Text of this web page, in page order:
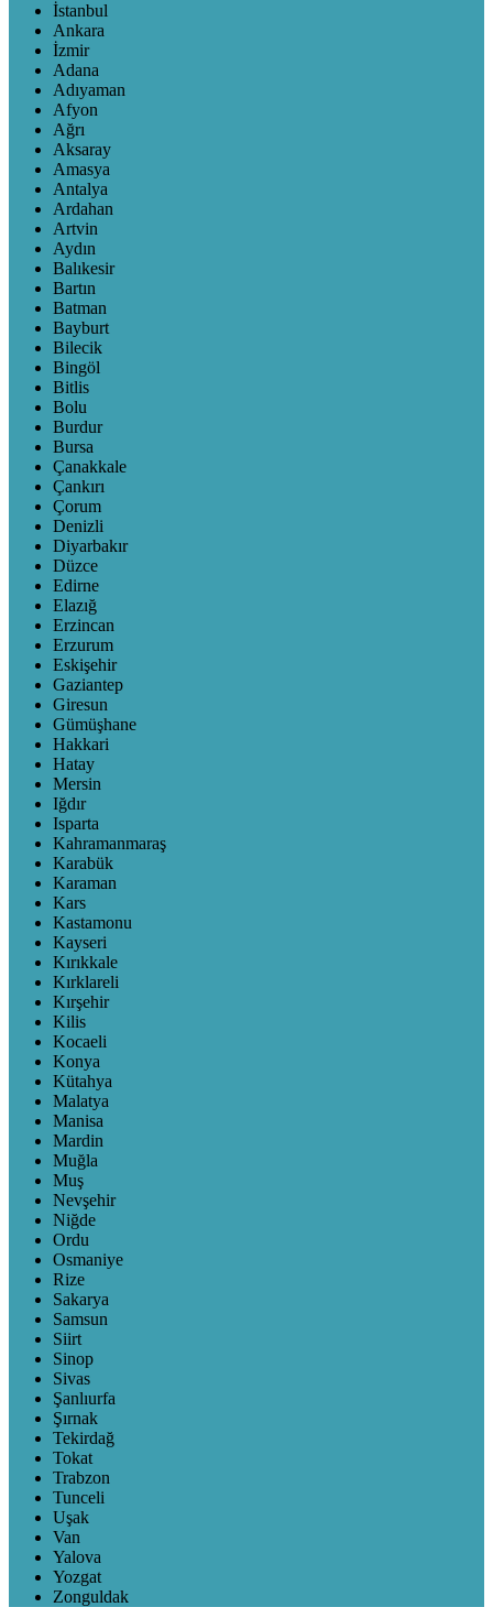
İstanbul
Ankara
İzmir
Adana
Adıyaman
Afyon
Ağrı
Aksaray
Amasya
Antalya
Ardahan
Artvin
Aydın
Balıkesir
Bartın
Batman
Bayburt
Bilecik
Bingöl
Bitlis
Bolu
Burdur
Bursa
Çanakkale
Çankırı
Çorum
Denizli
Diyarbakır
Düzce
Edirne
Elazığ
Erzincan
Erzurum
Eskişehir
Gaziantep
Giresun
Gümüşhane
Hakkari
Hatay
Mersin
Iğdır
Isparta
Kahramanmaraş
Karabük
Karaman
Kars
Kastamonu
Kayseri
Kırıkkale
Kırklareli
Kırşehir
Kilis
Kocaeli
Konya
Kütahya
Malatya
Manisa
Mardin
Muğla
Muş
Nevşehir
Niğde
Ordu
Osmaniye
Rize
Sakarya
Samsun
Siirt
Sinop
Sivas
Şanlıurfa
Şırnak
Tekirdağ
Tokat
Trabzon
Tunceli
Uşak
Van
Yalova
Yozgat
Zonguldak